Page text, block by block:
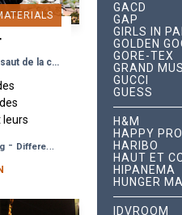
Les Tortues Ninja se lancent à l’assaut de la capitale
leurs
de
- Differentiation Strategy
GACD
GAP
GIRLS IN
GOLDEN
GORE-TEX
GUCCI
GUESS
H&M
HAPPY
HARIBO
HAUT ET
HIPANEMA
HUNGER
IDVROOM